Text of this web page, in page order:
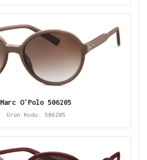
Marc O'Polo 506205
Ürün Kodu: 506205